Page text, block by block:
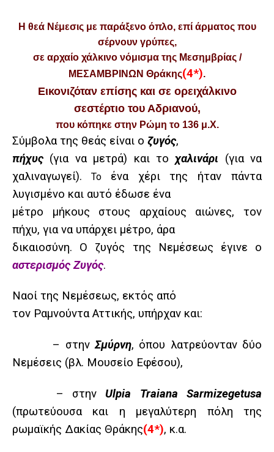
Η θεά Νέμεσις με παράξενο όπλο, επί άρματος που
σέρνουν γρύπες,
σε αρχαίο χάλκινο νόμισμα της Μεσημβρίας /
ΜΕΣΑΜΒΡΙΝΩΝ Θράκης(4*).
Εικονιζόταν επίσης και σε ορειχάλκινο
σεστέρτιο του Αδριανού,
που κόπηκε στην Ρώμη το 136 μ.Χ.
Σύμβολα της θεάς είναι ο ζυγός,
πήχυς (για να μετρά) και τοχαλινάρι (για να
χαλιναγωγεί). Το ένα χέρι της ήταν πάντα
λυγισμένο και αυτό έδωσε ένα
μέτρο μήκους στους αρχαίους αιώνες, τον
πήχυ, για να υπάρχει μέτρο, άρα
δικαιοσύνη. Ο ζυγός της Νεμέσεως έγινε ο
αστερισμός Ζυγός.
Ναοί της Νεμέσεως, εκτός από
τον Ραμνούντα Αττικής, υπήρχαν και:
– στηνΣμύρνη, όπου λατρεύονταν δύο
Νεμέσεις (βλ. Μουσείο Εφέσου),
– στην
Ulpia Traiana Sarmizegetusa
(πρωτεύουσα και η μεγαλύτερη πόλη της
ρωμαϊκής Δακίας Θράκης(4*), κ.α.